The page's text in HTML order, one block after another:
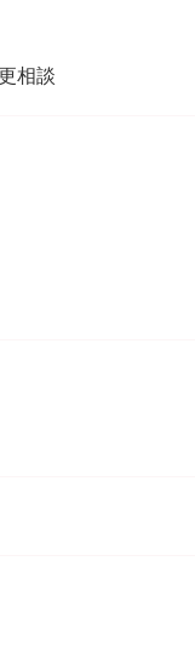
相談